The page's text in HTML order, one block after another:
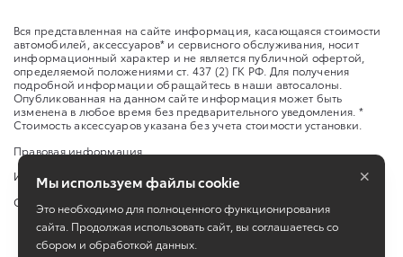
Вся представленная на сайте информация, касающаяся стоимости
автомобилей, аксессуаров* и сервисного обслуживания, носит
информационный характер и не является публичной офертой,
определяемой положениями ст. 437 (2) ГК РФ. Для получения
подробной информации обращайтесь в наши автосалоны.
Опубликованная на данном сайте информация может быть
изменена в любое время без предварительного уведомления. *
Стоимость аксессуаров указана без учета стоимости установки.
Правовая информация
Изменить настройку cookies
Сбросить cookie
Мы используем файлы cookie
Это необходимо для полноценного функционирования
сайта. Продолжая использовать сайт, вы соглашаетесь со
сбором и обработкой данных.
×